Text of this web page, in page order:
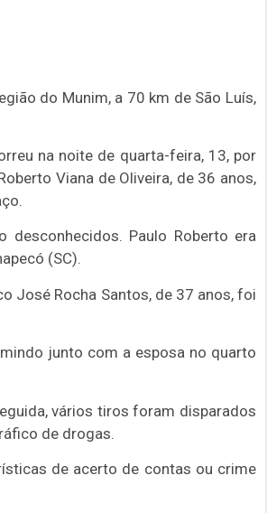
do Munim, a 70 km de São Luís,
na noite de quarta-feira, 13, por
Viana de Oliveira, de 36 anos,
Paulo Roberto era
(SC).
José Rocha Santos, de 37 anos, foi
junto com a esposa no quarto
vários tiros foram disparados
de drogas.
de acerto de contas ou crime